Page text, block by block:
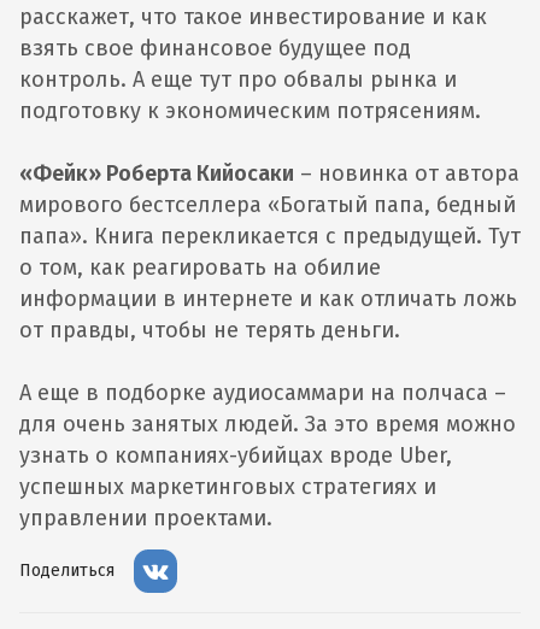
расскажет, что такое инвестирование и как
взять свое финансовое будущее под
контроль. А еще тут про обвалы рынка и
подготовку к экономическим потрясениям.
«Фейк» Роберта Кийосаки – новинка от автора
мирового бестселлера «Богатый папа, бедный
папа». Книга перекликается с предыдущей. Тут
о том, как реагировать на обилие
информации в интернете и как отличать ложь
от правды, чтобы не терять деньги.
А еще в подборке аудиосаммари на полчаса –
для очень занятых людей. За это время можно
узнать о компаниях-убийцах вроде Uber,
успешных маркетинговых стратегиях и
управлении проектами.
Поделиться